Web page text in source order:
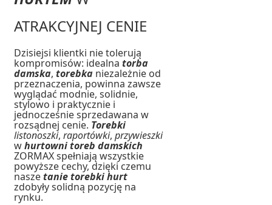
ATRAKCYJNEJ CENIE
Dzisiejsi klientki nie tolerują
kompromisów: idealnatorba
damska,torebka niezależnie od
przeznaczenia, powinna zawsze
wyglądać modnie, solidnie,
stylowo i praktycznie i
jednocześnie sprzedawana w
rozsądnej cenie. Torebki
listonoszki,raportówki,przywieszki
whurtowni toreb damskich
ZORMAX spełniają wszystkie
powyższe cechy, dzięki czemu
naszetanie torebki hurt
zdobyły solidną pozycję na
rynku.